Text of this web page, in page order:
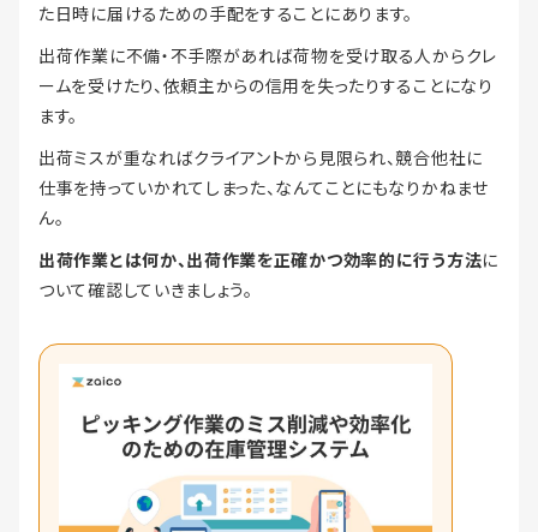
た日時に届けるための手配をすることにあります。
出荷作業に不備・不手際があれば荷物を受け取る人からクレ
ームを受けたり、依頼主からの信用を失ったりすることになり
ます。
出荷ミスが重なればクライアントから見限られ、競合他社に
仕事を持っていかれてしまった、なんてことにもなりかねませ
ん。
出荷作業とは何か、出荷作業を正確かつ効率的に行う方法に
ついて確認していきましょう。